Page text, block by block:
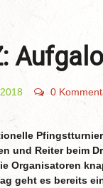
0
und Reiter beim
Organisatoren
geht es bereits